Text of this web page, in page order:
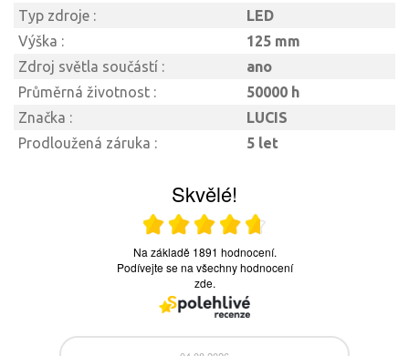
Typ zdroje :
LED
Výška :
125 mm
Zdroj světla součástí :
ano
Průměrná životnost :
50000 h
Značka :
LUCIS
Prodloužená záruka :
5 let